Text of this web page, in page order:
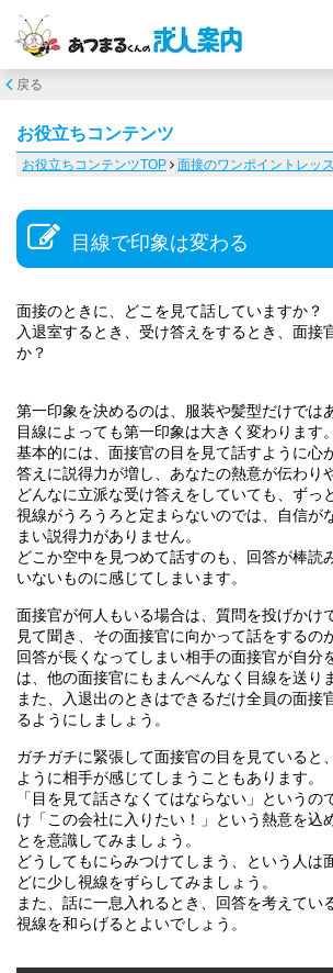
戻る
お役立ちコンテンツ
お役立ちコンテンツTOP 面接のワンポイントレッ
目線で印象は変わる
面接のときに、どこを見て話していますか？
入退室するとき、受け答えをするとき、面接
か？
第一印象を決めるのは、服装や髪型だけでは
目線によっても第一印象は大きく変わります。
基本的には、面接官の目を見て話すように心
答えに説得力が増し、あなたの熱意が伝わり
どんなに立派な受け答えをしていても、ずっ
視線がうろうろと定まらないのでは、自信が
まい説得力がありません。
どこか空中を見つめて話すのも、回答が棒読
いないものに感じてしまいます。
面接官が何人もいる場合は、質問を投げかけ
見て聞き、その面接官に向かって話をするの
回答が長くなってしまい相手の面接官が自分
は、他の面接官にもまんべんなく目線を送り
また、入退出のときはできるだけ全員の面接
るようにしましょう。
ガチガチに緊張して面接官の目を見ていると
ように相手が感じてしまうこともあります。
「目を見て話さなくてはならない」というの
け「この会社に入りたい！」という熱意を込
とを意識してみましょう。
どうしてもにらみつけてしまう、という人は
どに少し視線をずらしてみましょう。
また、話に一息入れるとき、回答を考えてい
視線を和らげるとよいでしょう。